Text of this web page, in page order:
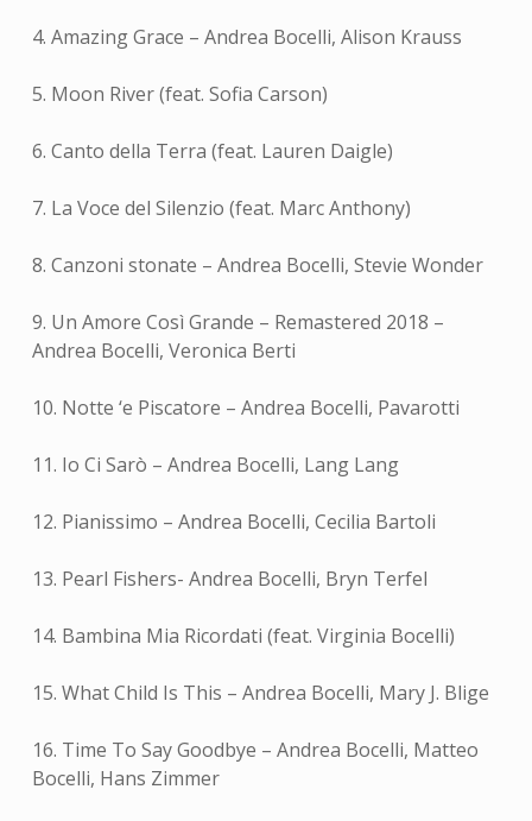
4. Amazing Grace – Andrea Bocelli, Alison Krauss
5. Moon River (feat. Sofia Carson)
6. Canto della Terra (feat. Lauren Daigle)
7. La Voce del Silenzio (feat. Marc Anthony)
8. Canzoni stonate – Andrea Bocelli, Stevie Wonder
9. Un Amore Così Grande – Remastered 2018 –
Andrea Bocelli, Veronica Berti
10. Notte ‘e Piscatore – Andrea Bocelli, Pavarotti
11. Io Ci Sarò – Andrea Bocelli, Lang Lang
12. Pianissimo – Andrea Bocelli, Cecilia Bartoli
13. Pearl Fishers- Andrea Bocelli, Bryn Terfel
14. Bambina Mia Ricordati (feat. Virginia Bocelli)
15. What Child Is This – Andrea Bocelli, Mary J. Blige
16. Time To Say Goodbye – Andrea Bocelli, Matteo
Bocelli, Hans Zimmer